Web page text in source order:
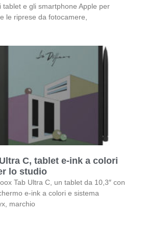
tablet e gli smartphone Apple per
le riprese da fotocamere,
C, tablet e-ink a colori
lo studio
Tab Ultra C, un tablet da 10,3″ con
e-ink a colori e sistema
marchio